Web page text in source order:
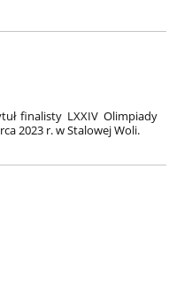
finalisty LXXIV Olimpiady
2023 r. w Stalowej Woli.